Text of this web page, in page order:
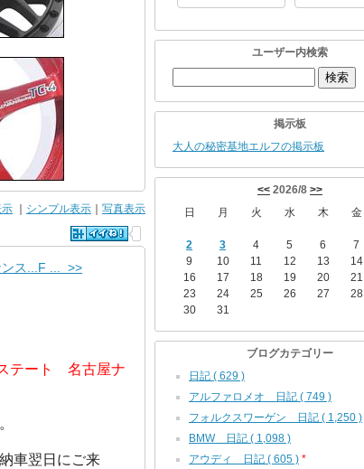
シンプル表示 写真表示
ンス...F ... >>
テート 名古屋ナ
車翌日にご来
ユーザー内検索
掲示板
大人の秘密基地エルフの掲示板
<< 2026/8 >>
日
月 火 水 木 金
2
3 4 5 6 7
9
10 11 12 13 14
16
17 18 19 20 21
23
24 25 26 27 28
30
31
ブログカテゴリー
日記 ( 629 )
アルファロメオ 日記 ( 749 )
フォルクスワーゲン 日記 ( 1,250 )
BMW 日記 ( 1,098 )
アウディ 日記 ( 605 ) *